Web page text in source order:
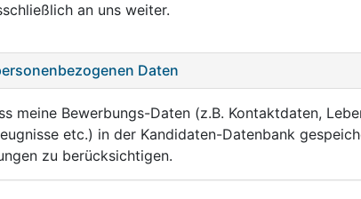
an uns weiter.
Daten
meine Bewerbungs-Daten (z.B. Kontaktdaten,
etc.) in der Kandidaten-Datenbank
zu berücksichtigen.